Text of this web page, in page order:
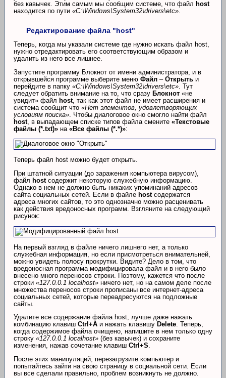
без кавычек. Этим самым мы сообщим системе, что файл host
находится по пути «C:\Windows\System32\drivers\etc».
Редактирование файла "host"
Теперь, когда мы указали системе где нужно искать файл host,
нужно отредактировать его соответствующим образом и
удалить из него все лишнее.
Запустите программу Блокнот от имени администратора, и в
открывшейся программе выберите меню Файл – Открыть и
перейдите в папку «C:\Windows\System32\drivers\etc» . Тут
следует обратить внимание на то, что сразу Блокнот «не
увидит» файл host, так как этот файл не имеет расширения и
система сообщит что «Нет элементов, удовлетворяющих
условиям поиска» . Чтобы диалоговое окно смогло найти файл
host, в выпадающем списке типов файла смените «Текстовые
файлы (*.txt)» на «Все файлы (*.*)»:
Теперь файл host можно будет открыть.
При штатной ситуации (до заражения компьютера вирусом),
файл hostсодержит некоторую служебную информацию.
Однако в нем не должно быть никаких упоминаний адресов
сайта социальных сетей. Если в файле hostсодержатся
адреса многих сайтов, то это однозначно можно расценивать
как действия вредоносных программ. Взгляните на следующий
рисунок:
На первый взгляд в файле ничего лишнего нет, а только
служебная информация, но если присмотреться внимательней,
можно увидеть полосу прокрутки. Видите? Дело в том, что
вредоносная программа модифицировала файл и в него было
внесено много переносов строки. Поэтому, кажется что после
строки «127.0.0.1 localhost» ничего нет, но на самом деле после
множества переносов строки прописаны все интернет-адреса
социальных сетей, которые переадресуются на подложные
сайты.
Удалите все содержание файла host, лучше даже нажать
комбинацию клавиш Ctrl+A и нажать клавишу Delete. Теперь,
когда содержимое файла очищено, напишите в нем только одну
строку «127.0.0.1 localhost» (без кавычек) и сохраните
изменения, нажав сочетание клавиш Ctrl+S.
После этих манипуляций, перезагрузите компьютер и
попытайтесь зайти на свою страницу в социальной сети. Если
вы все сделали правильно, проблем возникнуть не должно.